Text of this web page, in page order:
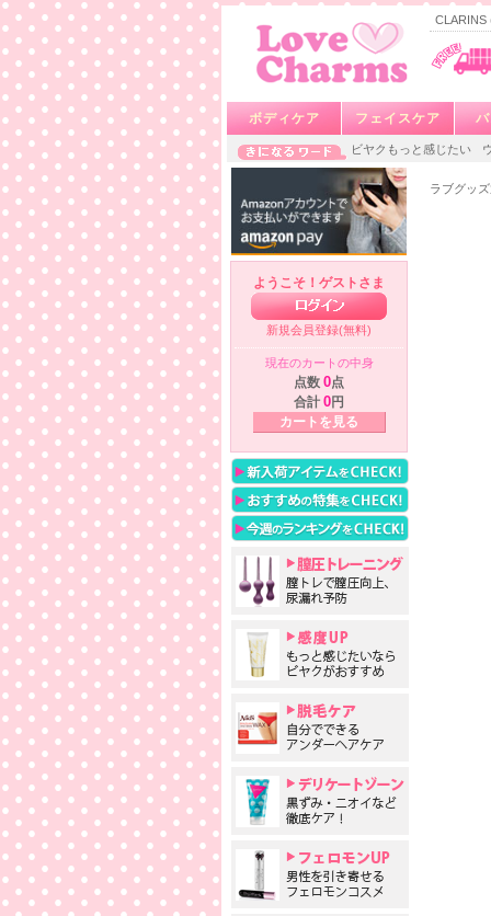
CLARINS
ボディケア フェイスケア
ビヤクもっと感じたい
ようこそ！ゲストさま
新規会員登録(無料)
現在のカートの中身
点数 0点
合計 0円
カートを見る
ラブグッ